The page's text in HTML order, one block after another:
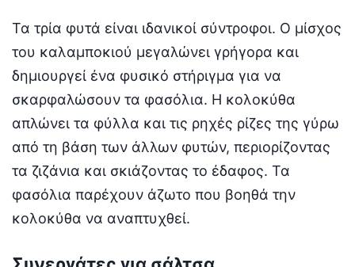
Τα τρία φυτά είναι ιδανικοί σύντροφοι. Ο μίσχος
του καλαμποκιού μεγαλώνει γρήγορα και
δημιουργεί ένα φυσικό στήριγμα για να
σκαρφαλώσουν τα φασόλια. Η κολοκύθα
απλώνει τα φύλλα και τις ρηχές ρίζες της γύρω
από τη βάση των άλλων φυτών, περιορίζοντας
τα ζιζάνια και σκιάζοντας το έδαφος. Τα
φασόλια παρέχουν άζωτο που βοηθά την
κολοκύθα να αναπτυχθεί.